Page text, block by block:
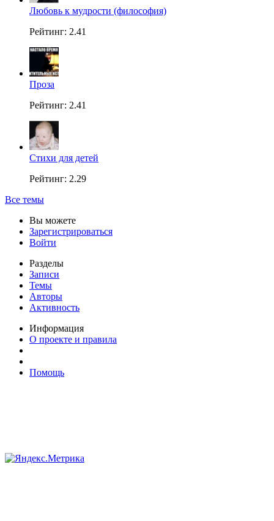
Любовь к мудрости (философия)
Рейтинг: 2.41
Проза
Рейтинг: 2.41
Стихи для детей
Рейтинг: 2.29
Все темы
Вы можете
Зарегистрироваться
Войти
Разделы
Записи
Темы
Авторы
Активность
Информация
О проекте и правила
Помощь